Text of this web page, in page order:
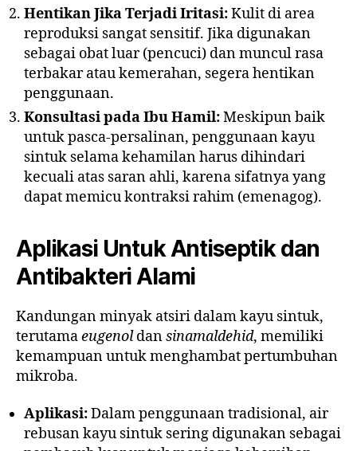
Hentikan Jika Terjadi Iritasi:Kulit di area
reproduksi sangat sensitif. Jika digunakan
sebagai obat luar (pencuci) dan muncul rasa
terbakar atau kemerahan, segera hentikan
penggunaan.
Konsultasi pada Ibu Hamil:Meskipun baik
untuk pasca-persalinan, penggunaan kayu
sintuk selama kehamilan harus dihindari
kecuali atas saran ahli, karena sifatnya yang
dapat memicu kontraksi rahim (emenagog).
Aplikasi UntukAntiseptik dan
Antibakteri Alami
Kandungan minyak atsiri dalam kayu sintuk,
terutamaeugenoldansinamaldehid, memiliki
kemampuan untuk menghambat pertumbuhan
mikroba.
Aplikasi:Dalam penggunaan tradisional, air
rebusan kayu sintuk sering digunakan sebagai